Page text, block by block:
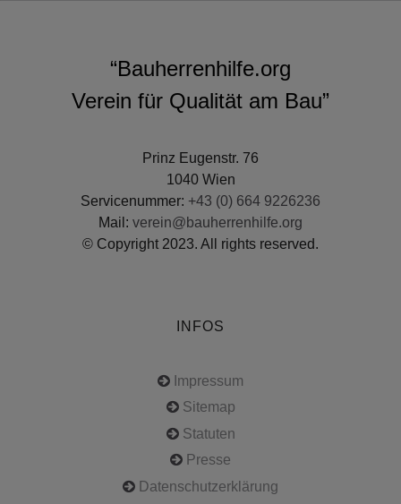
“Bauherrenhilfe.org
Verein für Qualität am Bau”
Prinz Eugenstr. 76
1040 Wien
Servicenummer: +43 (0) 664 9226236
Mail: verein@bauherrenhilfe.org
© Copyright 2023. All rights reserved.
INFOS
Impressum
Sitemap
Statuten
Presse
Datenschutzerklärung